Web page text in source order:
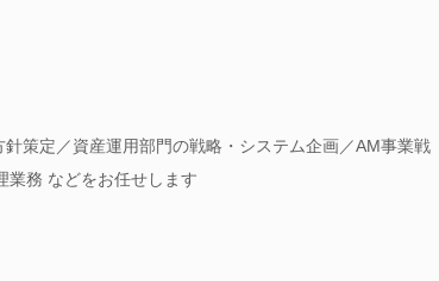
策定／資産運用部門の戦略・システム企画／AM事業戦
業務 などをお任せします